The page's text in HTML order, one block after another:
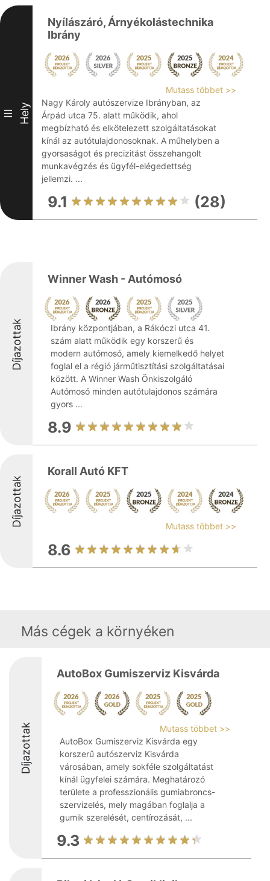
III Hely
Nyílászáró, Árnyékolástechnika
Ibrány
Mutass többet >>
Nagy Károly autószervize Ibrányban, az
Árpád utca 75. alatt működik, ahol
megbízható és elkötelezett szolgáltatásokat
kínál az autótulajdonosoknak. A műhelyben a
gyorsaságot és precizitást összehangolt
munkavégzés és ügyfél-elégedettség
jellemzi. ...
9.1 (28)
Díjazottak
Winner Wash - Autómosó
Ibrány központjában, a Rákóczi utca 41.
szám alatt működik egy korszerű és
modern autómosó, amely kiemelkedő helyet
foglal el a régió járműtisztítási szolgáltatásai
között. A Winner Wash Önkiszolgáló
Autómosó minden autótulajdonos számára
gyors ...
8.9
Díjazottak
Korall Autó KFT
Mutass többet >>
8.6
Más cégek a környéken
Díjazottak
AutoBox Gumiszerviz Kisvárda
Mutass többet >>
AutoBox Gumiszerviz Kisvárda egy
korszerű autószerviz Kisvárda
városában, amely sokféle szolgáltatást
kínál ügyfelei számára. Meghatározó
területe a professzionális gumiabroncs-
szervizelés, mely magában foglalja a
gumik szerelését, centírozását, ...
9.3